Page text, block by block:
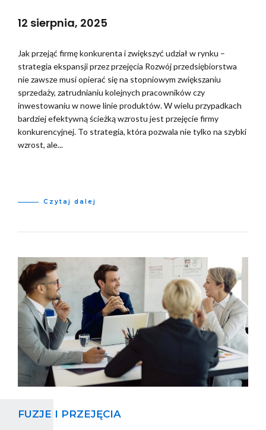
12 sierpnia, 2025
Jak przejąć firmę konkurenta i zwiększyć udział w rynku –
strategia ekspansji przez przejęcia Rozwój przedsiębiorstwa
nie zawsze musi opierać się na stopniowym zwiększaniu
sprzedaży, zatrudnianiu kolejnych pracowników czy
inwestowaniu w nowe linie produktów. W wielu przypadkach
bardziej efektywną ścieżką wzrostu jest przejęcie firmy
konkurencyjnej. To strategia, która pozwala nie tylko na szybki
wzrost, ale...
Czytaj dalej
FUZJE I PRZEJĘCIA